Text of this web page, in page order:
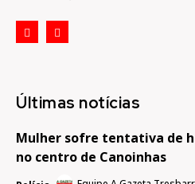
Últimas notícias
Mulher sofre tentativa de
no centro de Canoinhas